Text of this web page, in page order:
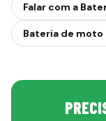
Falar com a
Bateria de moto